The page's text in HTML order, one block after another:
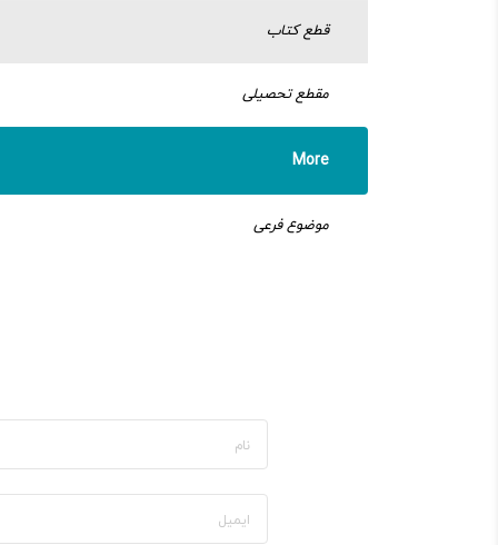
قطع کتاب
مقطع تحصیلی
More
موضوع فرعی